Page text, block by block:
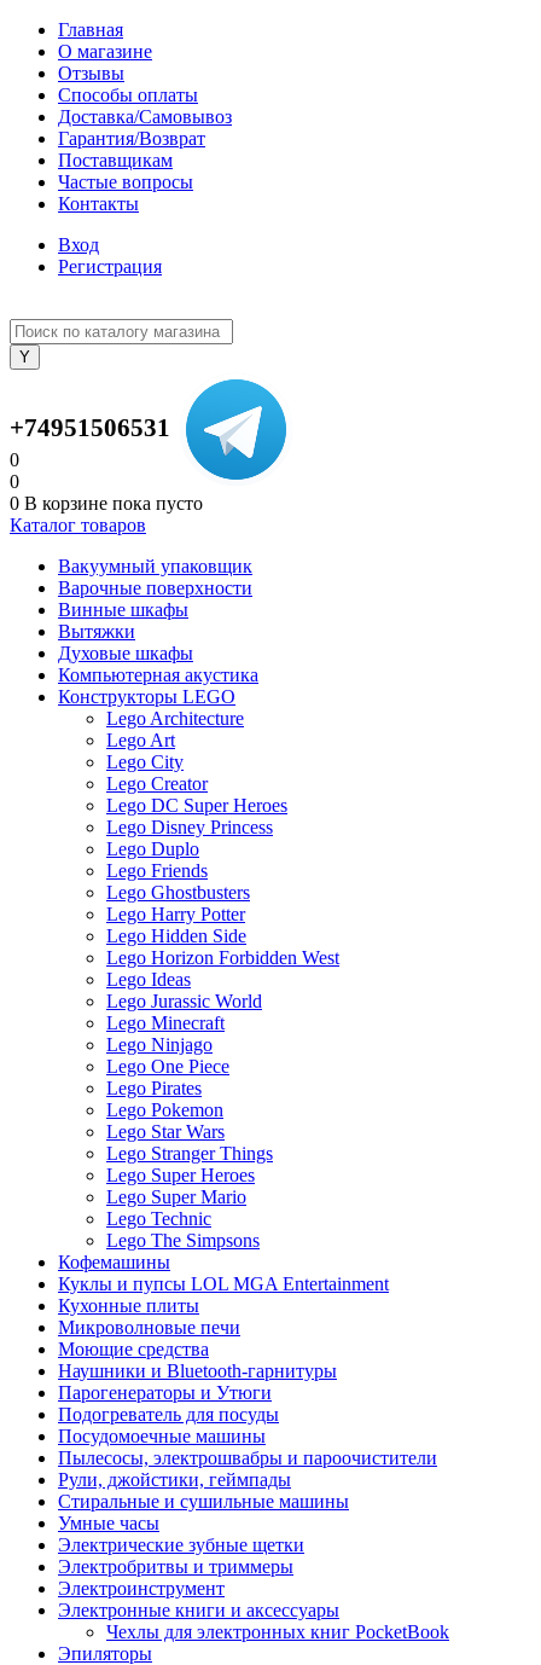
Главная
О магазине
Отзывы
Способы оплаты
Доставка/Самовывоз
Гарантия/Возврат
Поставщикам
Частые вопросы
Контакты
Вход
Регистрация
+74951506531
0
0
0 В корзине пока пусто
Каталог товаров
Вакуумный упаковщик
Варочные поверхности
Винные шкафы
Вытяжки
Духовые шкафы
Компьютерная акустика
Конструкторы LEGO
Lego Architecture
Lego Art
Lego City
Lego Creator
Lego DC Super Heroes
Lego Disney Princess
Lego Duplo
Lego Friends
Lego Ghostbusters
Lego Harry Potter
Lego Hidden Side
Lego Horizon Forbidden West
Lego Ideas
Lego Jurassic World
Lego Minecraft
Lego Ninjago
Lego One Piece
Lego Pirates
Lego Pokemon
Lego Star Wars
Lego Stranger Things
Lego Super Heroes
Lego Super Mario
Lego Technic
Lego The Simpsons
Кофемашины
Куклы и пупсы LOL MGA Entertainment
Кухонные плиты
Микроволновые печи
Моющие средства
Наушники и Bluetooth-гарнитуры
Парогенераторы и Утюги
Подогреватель для посуды
Посудомоечные машины
Пылесосы, электрошвабры и пароочистители
Рули, джойстики, геймпады
Стиральные и сушильные машины
Умные часы
Электрические зубные щетки
Электробритвы и триммеры
Электроинструмент
Электронные книги и аксессуары
Чехлы для электронных книг PocketBook
Эпиляторы